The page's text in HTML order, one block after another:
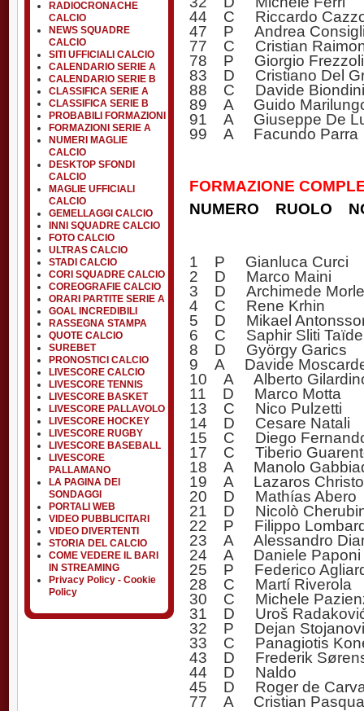
RADIOCRONACHE
CALCIO
NEWS SQUADRE
CALCIO
SITI UFFICIALI CALCIO
CALENDARIO SERIE A
CALENDARIO SERIE B
CLASSIFICA SERIE A
CLASSIFICA SERIE B
PROBABILI FORMAZIONI
FORMAZIONI SERIE A
NUMERI MAGLIE
CALCIO
DESKTOP SFONDI
CALCIO
MAGLIE UFFICIALI
CALCIO
GEMELLAGGI CALCIO
INNI SQUADRE CALCIO
FOTO CALCIO
ULTRAS CALCIO
STADI CALCIO
CORI SQUADRE CALCIO
COREOGRAFIE CALCIO
ORARI PARTITE SERIE A
GOAL INCREDIBILI
RASSEGNA STAMPA
QUOTE CALCIO
SUREBET
PRONOSTICI CALCIO
LIVESCORE CALCIO
LIVESCORE TENNIS
LIVESCORE BASKET
LIVESCORE PALLAVOLO
LIVESCORE HOCKEY
LIVESCORE RUGBY
LIVESCORE BASEBALL
LIVESCORE
PALLAMANO
LA PAGINA DEI
SONDAGGI
PORTALI WEB
VIDEO PUBBLICITARI
VIDEO DIVERTENTI
STORIA DEL CALCIO
COME VEDERE IL BARI
IN STREAMING
Privacy Policy - Cookie
Policy
44 C Riccardo
47 P Andrea
77 C Cristian
78 P Giorgio
83 D Cristiano Del
88 C Davide Biondini
89 A Guido
91 A Giuseppe De
99 A Facundo
FORMAZIONE
NUMERO RUOLO
1 P Gianluca Curci
2 D Marco Maini
3 D Archimede
4 C Rene Krhin
5 D Mikael
6 C Saphir Sliti
8 D György Garics
9 A Davide
10 A Alberto
11 D Marco Motta
13 C Nico Pulzetti
14 D Cesare Natali
15 C Diego
17 C Tiberio
18 A Manolo
19 A Lazaros
20 D Mathías Abero
21 D Nicolò
22 P Filippo
23 A Alessandro
24 A Daniele Paponi
25 P Federico
28 C Martí Riverola
30 C Michele
31 D Uroš
32 P Dejan
33 C Panagiotis
43 D Frederik
44 D Naldo
45 D Roger de
77 A Cristian